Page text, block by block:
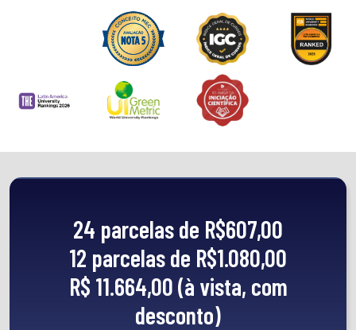
24 parcelas de R$607,00
12 parcelas de R$1.080,00
R$ 11.664,00 (à vista, com
desconto)